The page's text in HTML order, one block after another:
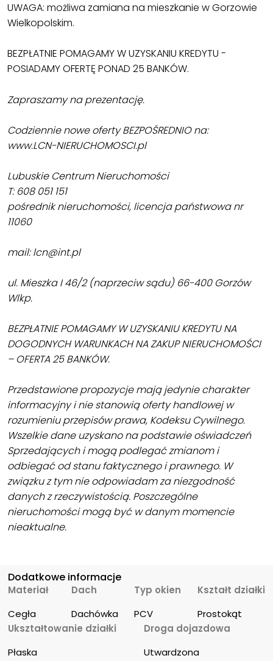
UWAGA: możliwa zamiana na mieszkanie w Gorzowie
Wielkopolskim.
BEZPŁATNIE POMAGAMY W UZYSKANIU KREDYTU -
POSIADAMY OFERTĘ PONAD 25 BANKÓW.
Zapraszamy na prezentację.
Codziennie nowe oferty BEZPOŚREDNIO na:
www.LCN-NIERUCHOMOSCI.pl
Lubuskie Centrum Nieruchomości
T: 608 051 151
pośrednik nieruchomości, licencja państwowa nr
11060
mail: lcn@int.pl
ul. Mieszka I 46/2 (naprzeciw sądu) 66-400 Gorzów
Wlkp.
BEZPŁATNIE POMAGAMY W UZYSKANIU KREDYTU NA
DOGODNYCH WARUNKACH NA ZAKUP NIERUCHOMOŚCI
– OFERTA 25 BANKÓW.
Przedstawione propozycje mają jedynie charakter
informacyjny i nie stanowią oferty handlowej w
rozumieniu przepisów prawa, Kodeksu Cywilnego.
Wszelkie dane uzyskano na podstawie oświadczeń
Sprzedających i mogą podlegać zmianom i
odbiegać od stanu faktycznego i prawnego. W
związku z tym nie odpowiadam za niezgodność
danych z rzeczywistością. Poszczególne
nieruchomości mogą być w danym momencie
nieaktualne.
Dodatkowe informacje
Materiał
Cegła
Dach
Dachówka
Typ okien
PCV
Kształt działki
Prostokąt
Ukształtowanie działki
Płaska
Droga dojazdowa
Utwardzona